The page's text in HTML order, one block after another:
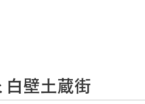
白壁土蔵街